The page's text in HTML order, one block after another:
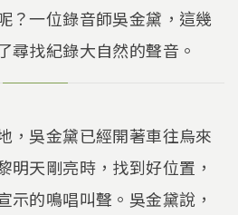
？一位錄音師吳金黛，這幾
尋找紀錄大自然的聲音。
，吳金黛已經開著車往烏來
明天剛亮時，找到好位置，
示的鳴唱叫聲。吳金黛說，